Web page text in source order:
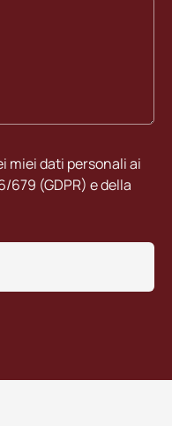
miei dati personali ai
679 (GDPR) e della